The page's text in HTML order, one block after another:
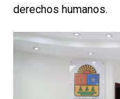
derechos humanos.